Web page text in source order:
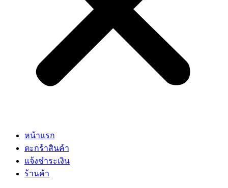
หน้าแรก
ตะกร้าสินค้า
แจ้งชำระเงิน
ร้านค้า